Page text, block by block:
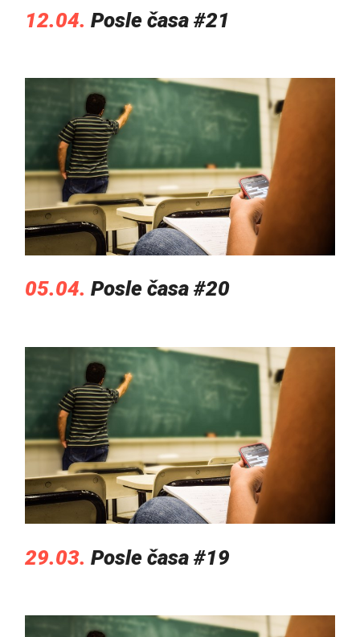
12.04. Posle časa #21
05.04. Posle časa #20
29.03. Posle časa #19